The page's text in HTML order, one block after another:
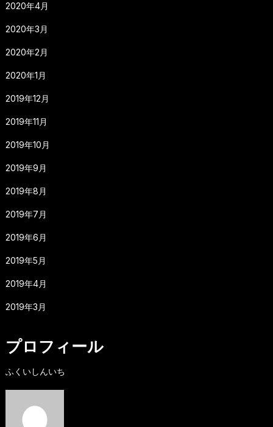
2020年4月
2020年3月
2020年2月
2020年1月
2019年12月
2019年11月
2019年10月
2019年9月
2019年8月
2019年7月
2019年6月
2019年5月
2019年4月
2019年3月
プロフィール
ふくいしんいち